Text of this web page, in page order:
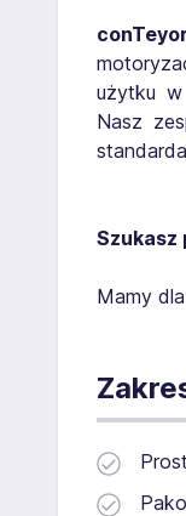
użytku
Nasz
Szukasz
Mamy